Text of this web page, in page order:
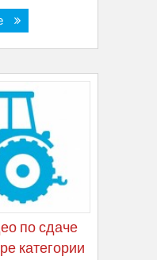
по сдаче
категории